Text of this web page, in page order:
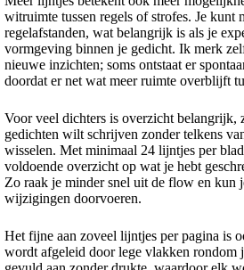
witruimte tussen regels of strofes. Je kunt
regelafstanden, wat belangrijk is als je
vormgeving binnen je gedicht. Ik merk
nieuwe inzichten; soms ontstaat er
doordat er net wat meer ruimte overblijft
Voor veel dichters is overzicht belangrijk,
gedichten wilt schrijven zonder telkens
wisselen. Met minimaal 24 lijntjes per
voldoende overzicht op wat je hebt
Zo raak je minder snel uit de flow en kun
wijzigingen doorvoeren.
Het fijne aan zoveel lijntjes per pagina is
wordt afgeleid door lege vlakken rondom